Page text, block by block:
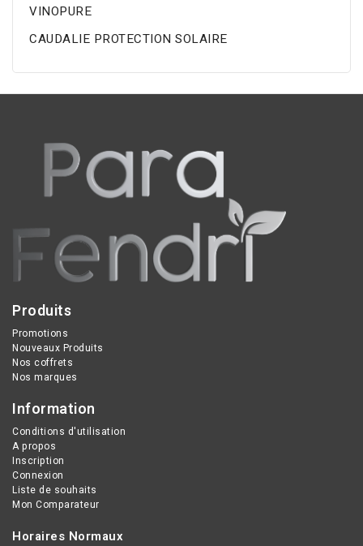
VINOPURE
CAUDALIE PROTECTION SOLAIRE
Produits
Promotions
Nouveaux Produits
Nos coffrets
Nos marques
Information
Conditions d'utilisation
A propos
Inscription
Connexion
Liste de souhaits
Mon Comparateur
Horaires Normaux